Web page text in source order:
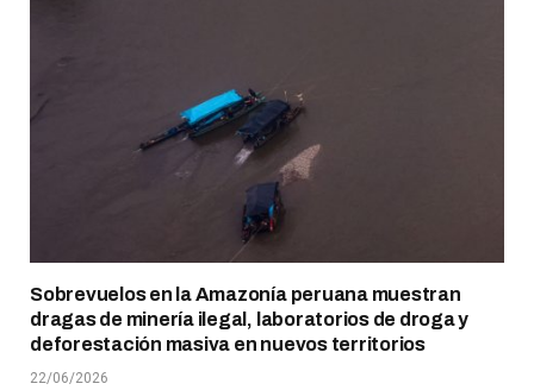
Sobrevuelos en la Amazonía peruana muestran
dragas de minería ilegal, laboratorios de droga y
deforestación masiva en nuevos territorios
22/06/2026